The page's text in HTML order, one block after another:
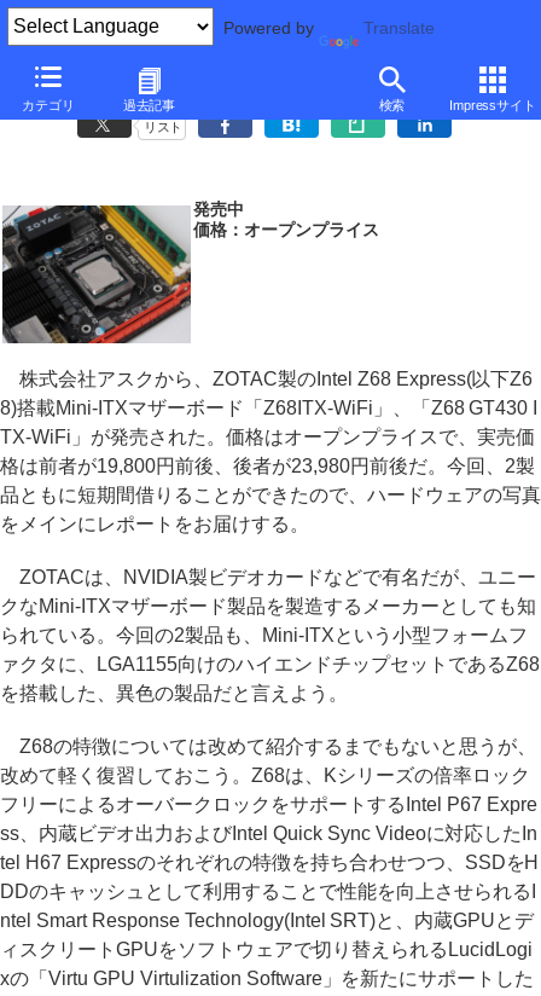
Powered by Translate
カテゴリ 過去記事 検索 Impressサイト
写真で見るZOTACのIntel Z68 Express搭載Mini-ITXマザー
リスト
発売中
価格：オープンプライス
株式会社アスクから、ZOTAC製のIntel Z68 Express(以下Z6
8)搭載Mini-ITXマザーボード「Z68ITX-WiFi」、「Z68 GT430 I
TX-WiFi」が発売された。価格はオープンプライスで、実売価
格は前者が19,800円前後、後者が23,980円前後だ。今回、2製
品ともに短期間借りることができたので、ハードウェアの写真
をメインにレポートをお届けする。
ZOTACは、NVIDIA製ビデオカードなどで有名だが、ユニー
クなMini-ITXマザーボード製品を製造するメーカーとしても知
られている。今回の2製品も、Mini-ITXという小型フォームフ
ァクタに、LGA1155向けのハイエンドチップセットであるZ68
を搭載した、異色の製品だと言えよう。
Z68の特徴については改めて紹介するまでもないと思うが、
改めて軽く復習しておこう。Z68は、Kシリーズの倍率ロック
フリーによるオーバークロックをサポートするIntel P67 Expre
ss、内蔵ビデオ出力およびIntel Quick Sync Videoに対応したIn
tel H67 Expressのそれぞれの特徴を持ち合わせつつ、SSDをH
DDのキャッシュとして利用することで性能を向上させられるI
ntel Smart Response Technology(Intel SRT)と、内蔵GPUとデ
ィスクリートGPUをソフトウェアで切り替えられるLucidLogi
xの「Virtu GPU Virtulization Software」を新たにサポートした